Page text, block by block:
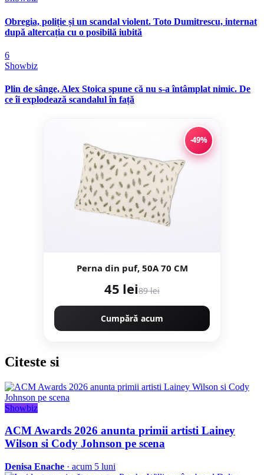
Obregia, poliție și un scandal violent. Toto Dumitrescu, internat
după altercația cu o posibilă iubită
6
Showbiz
Plin de sânge, Alex Stoica spune că nu s-a întâmplat nimic. De
ce îi explodează scandalul în față
-49%
Perna din puf, 50A 70 CM
45 lei89 lei
Cumpără acum
Citeste si
Showbiz
ACM Awards 2026 anunta primii artisti Lainey
Wilson si Cody Johnson pe scena
Denisa Enache · acum 5 luni